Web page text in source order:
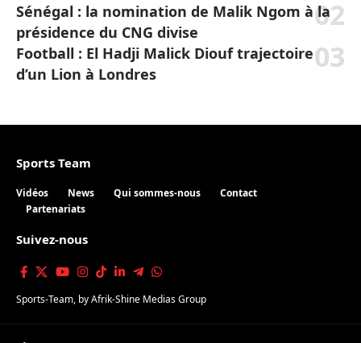
Sénégal : la nomination de Malik Ngom à la
présidence du CNG divise
Football : El Hadji Malick Diouf trajectoire
d’un Lion à Londres
Sports Team
Vidéos News Qui sommes-nous
Contact
Partenariats
Suivez-nous
Sports-Team, byAfrik-Shine Medias Group